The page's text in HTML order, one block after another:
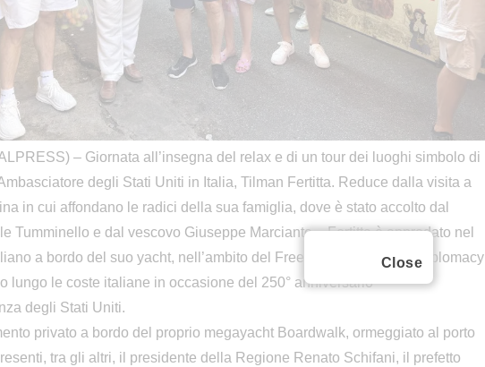
– Giornata all’insegna del relax e di un tour dei luoghi simbolo di
degli Stati Uniti in Italia, Tilman Fertitta. Reduce dalla visita a
in cui affondano le radici della sua famiglia, dove è stato accolto dal
Tumminello e dal vescovo Giuseppe Marciante – Fertitta è approdato nel
a bordo del suo yacht, nell’ambito del Freedom 250 Coastal Diplomacy
lungo le coste italiane in occasione del 250° anniversario
degli Stati Uniti.
privato a bordo del proprio megayacht Boardwalk, ormeggiato al porto
tra gli altri, il presidente della Regione Renato Schifani, il prefetto
Close